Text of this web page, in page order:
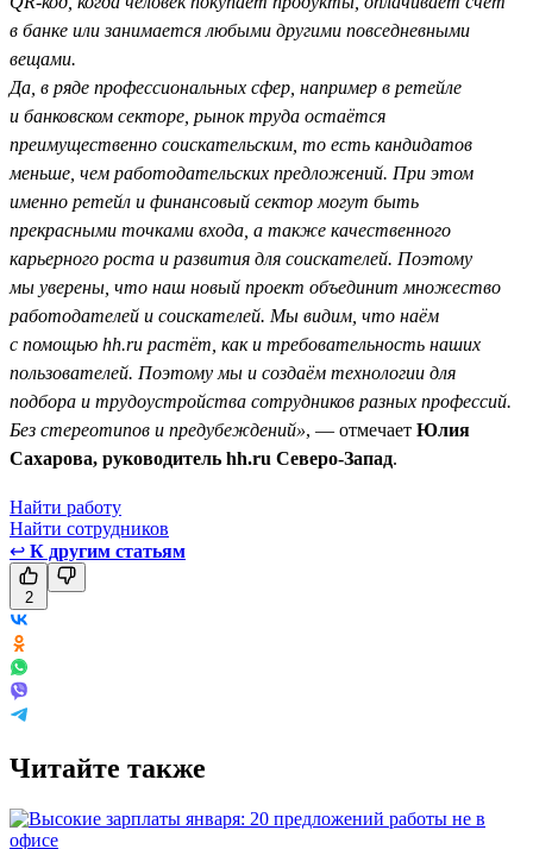
в банке или занимается любыми другими повседневными
вещами.
Да, в ряде профессиональных сфер, например в ретейле
и банковском секторе, рынок труда остаётся
преимущественно соискательским, то есть кандидатов
меньше, чем работодательских предложений. При этом
именно ретейл и финансовый сектор могут быть
прекрасными точками входа, а также качественного
карьерного роста и развития для соискателей. Поэтому
мы уверены, что наш новый проект объединит множество
работодателей и соискателей. Мы видим, что наём
с помощью hh.ru растёт, как и требовательность наших
пользователей. Поэтому мы и создаём технологии для
подбора и трудоустройства сотрудников разных профессий.
Без стереотипов и предубеждений», — отмечает Юлия
Сахарова, руководитель hh.ru Северо-Запад.
Найти работу
Найти сотрудников
↩ К другим статьям
2
Читайте также